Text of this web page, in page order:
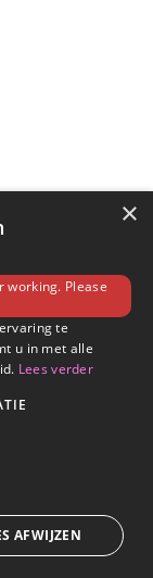
×
working. Please
te
u in met alle
Lees verder
AFWIJZEN